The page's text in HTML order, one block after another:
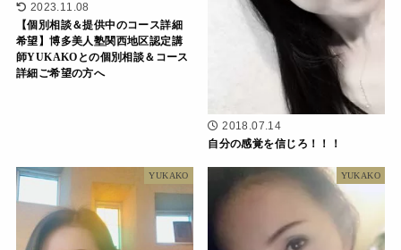
2023.11.08
【個別相談＆提供中のコース詳細
希望】博多美人塾関西地区認定講
師YUKAKOとの個別相談＆コース
詳細ご希望の方へ
2018.07.14
自分の感覚を信じろ！！！
YUKAKO YUKAKO